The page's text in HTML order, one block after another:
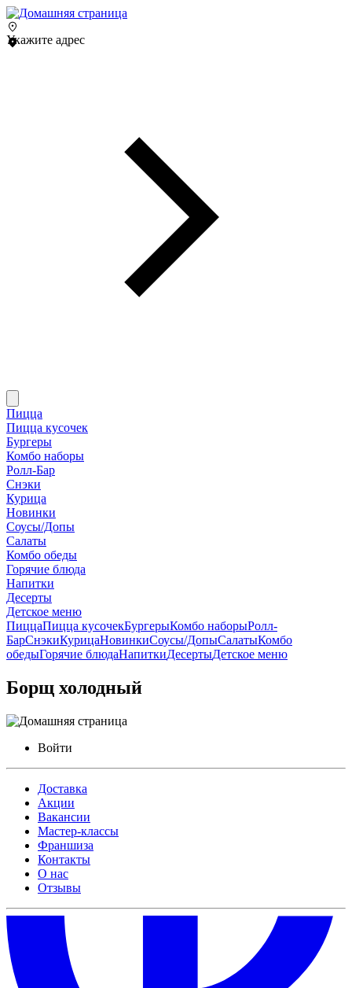
Укажите адрес
Пицца
Пицца кусочек
Бургеры
Комбо наборы
Ролл-Бар
Снэки
Курица
Новинки
Соусы/Допы
Салаты
Комбо обеды
Горячие блюда
Напитки
Десерты
Детское меню
ПиццаПицца кусочекБургерыКомбо наборыРолл-
БарСнэкиКурицаНовинкиСоусы/ДопыСалатыКомбо
обедыГорячие блюдаНапиткиДесертыДетское меню
Борщ холодный
Войти
Доставка
Акции
Вакансии
Мастер-классы
Франшиза
Контакты
О нас
Отзывы